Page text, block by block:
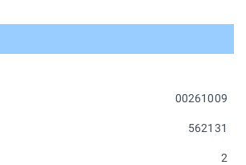
00261009
562131
2